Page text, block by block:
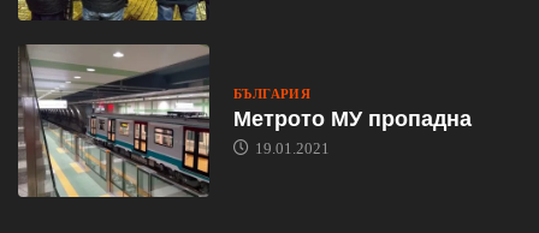
БЪЛГАРИЯ
Метрото МУ пропадна
19.01.2021